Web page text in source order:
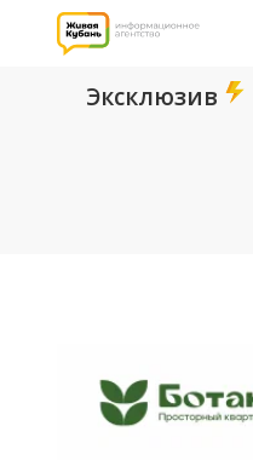
Эксклюзив